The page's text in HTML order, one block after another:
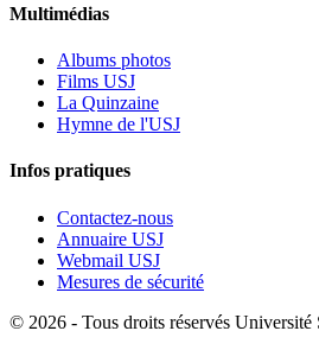
Multimédias
Albums photos
Films USJ
La Quinzaine
Hymne de l'USJ
Infos pratiques
Contactez-nous
Annuaire USJ
Webmail USJ
Mesures de sécurité
© 2026 - Tous droits réservés Université